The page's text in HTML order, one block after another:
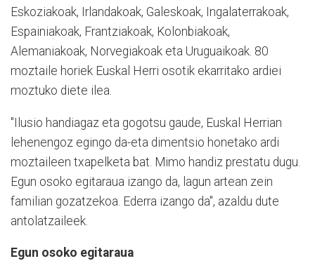
Eskoziakoak, Irlandakoak, Galeskoak, Ingalaterrakoak,
Espainiakoak, Frantziakoak, Kolonbiakoak,
Alemaniakoak, Norvegiakoak eta Uruguaikoak. 80
moztaile horiek Euskal Herri osotik ekarritako ardiei
moztuko diete ilea.
"Ilusio handiagaz eta gogotsu gaude, Euskal Herrian
lehenengoz egingo da-eta dimentsio honetako ardi
moztaileen txapelketa bat. Mimo handiz prestatu dugu.
Egun osoko egitaraua izango da, lagun artean zein
familian gozatzekoa. Ederra izango da", azaldu dute
antolatzaileek.
Egun osoko egitaraua